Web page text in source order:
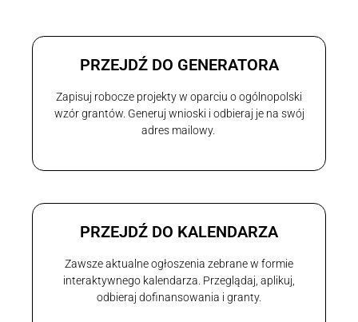
PRZEJDŹ DO GENERATORA
Zapisuj robocze projekty w oparciu o ogólnopolski
wzór grantów. Generuj wnioski i odbieraj je na swój
adres mailowy.
PRZEJDŹ DO KALENDARZA
Zawsze aktualne ogłoszenia zebrane w formie
interaktywnego kalendarza. Przeglądaj, aplikuj,
odbieraj dofinansowania i granty.